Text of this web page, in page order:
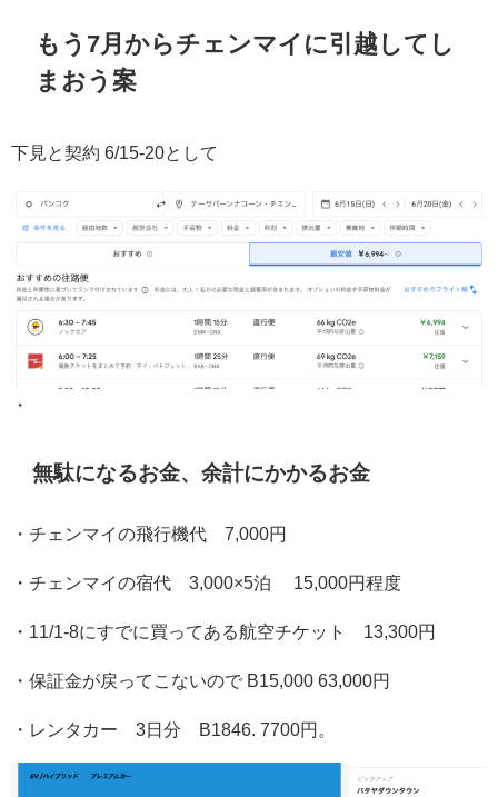
もう7月からチェンマイに引越してし
まおう案
下見と契約 6/15-20として
・
無駄になるお金、余計にかかるお金
・チェンマイの飛行機代 7,000円
・チェンマイの宿代 3,000×5泊 15,000円程度
・11/1-8にすでに買ってある航空チケット 13,300円
・保証金が戻ってこないので B15,000 63,000円
・レンタカー 3日分 B1846. 7700円。